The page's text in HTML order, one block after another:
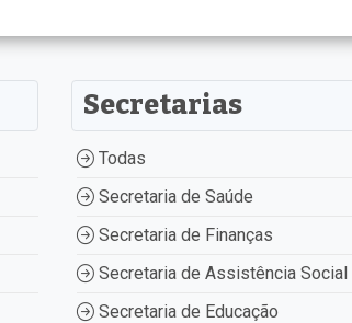
Secretarias
Todas
Secretaria de Saúde
Secretaria de Finanças
Secretaria de Assistência Social
Secretaria de Educação